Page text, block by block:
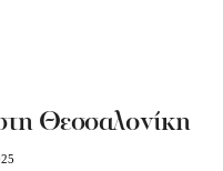
Θεσσαλονίκη